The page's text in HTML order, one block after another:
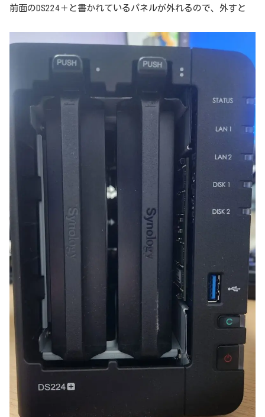
前面のDS224＋と書かれているパネルが外れるので、外すと